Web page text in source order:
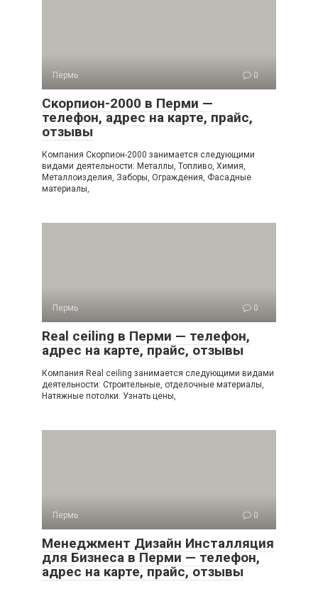
Пермь 0
Скорпион-2000 в Перми —
телефон, адрес на карте, прайс,
отзывы
Компания Скорпион-2000 занимается следующими
видами деятельности: Металлы, Топливо, Химия,
Металлоизделия, Заборы, Ограждения, Фасадные
материалы,
Пермь 0
Real ceiling в Перми — телефон,
адрес на карте, прайс, отзывы
Компания Real ceiling занимается следующими видами
деятельности: Строительные, отделочные материалы,
Натяжные потолки. Узнать цены,
Пермь 0
Менеджмент Дизайн Инсталляция
для Бизнеса в Перми — телефон,
адрес на карте, прайс, отзывы